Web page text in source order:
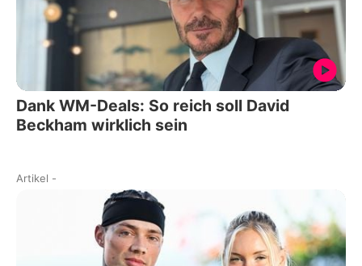
Dank WM-Deals: So reich soll David
Beckham wirklich sein
Artikel -